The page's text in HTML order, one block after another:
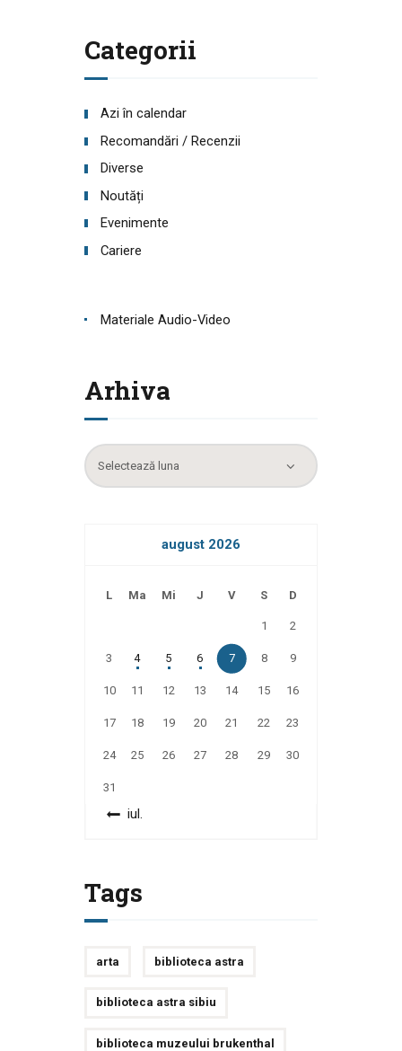
Categorii
Azi în calendar
Recomandări / Recenzii
Diverse
Noutăți
Evenimente
Cariere
Materiale Audio-Video
Arhiva
Arhiva
august 2026
L Ma Mi J V S D
1 2
3 4 5 6 7 8 9
10 11 12 13 14 15 16
17 18 19 20 21 22 23
24 25 26 27 28 29 30
31
« iul.
Tags
arta biblioteca astra
biblioteca astra sibiu
biblioteca muzeului brukenthal